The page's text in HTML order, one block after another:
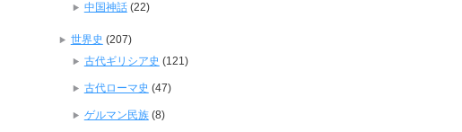
中国神話(22)
世界史 (207)
古代ギリシア史 (121)
古代ローマ史 (47)
ゲルマン民族(8)